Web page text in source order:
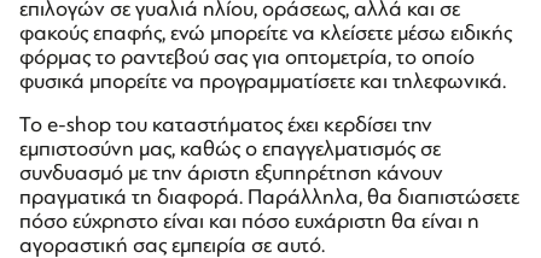
επιλογών σε γυαλιά ηλίου, οράσεως, αλλά και σε
φακούς επαφής, ενώ μπορείτε να κλείσετε μέσω ειδικής
φόρμας το ραντεβού σας για οπτομετρία, το οποίο
φυσικά μπορείτε να προγραμματίσετε και τηλεφωνικά.
Το e-shop του καταστήματος έχει κερδίσει την
εμπιστοσύνη μας, καθώς ο επαγγελματισμός σε
συνδυασμό με την άριστη εξυπηρέτηση κάνουν
πραγματικά τη διαφορά. Παράλληλα, θα διαπιστώσετε
πόσο εύχρηστο είναι και πόσο ευχάριστη θα είναι η
αγοραστική σας εμπειρία σε αυτό.